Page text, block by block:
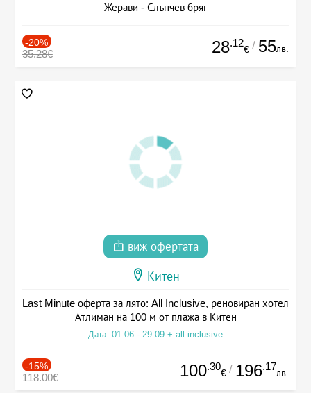
Жерави - Слънчев бряг
-20%
35.28€ 28.12
€ / 55лв.
виж офертата
Китен
Last Minute оферта за лято: All Inclusive, реновиран хотел
Атлиман на 100 м от плажа в Китен
Дата: 01.06 - 29.09 + all inclusive
-15%
118.00€ 100.30
€ / 196.17
лв.